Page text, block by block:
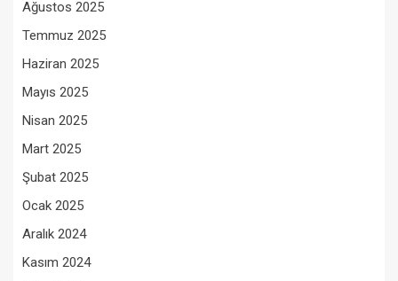
Ağustos 2025
Temmuz 2025
Haziran 2025
Mayıs 2025
Nisan 2025
Mart 2025
Şubat 2025
Ocak 2025
Aralık 2024
Kasım 2024